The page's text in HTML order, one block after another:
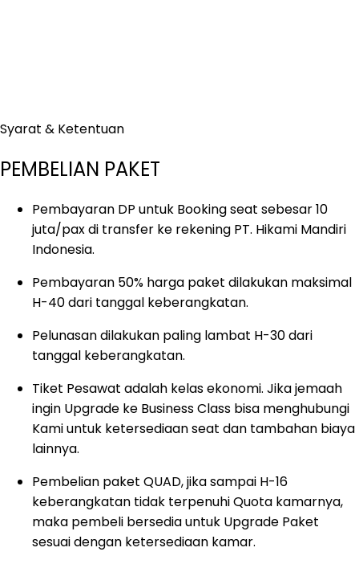
Syarat & Ketentuan
PEMBELIAN PAKET
Pembayaran DP untuk Booking seat sebesar 10
juta/pax di transfer ke rekening PT. Hikami Mandiri
Indonesia.
Pembayaran 50% harga paket dilakukan maksimal
H-40 dari tanggal keberangkatan.
Pelunasan dilakukan paling lambat H-30 dari
tanggal keberangkatan.
Tiket Pesawat adalah kelas ekonomi. Jika jemaah
ingin Upgrade ke Business Class bisa menghubungi
Kami untuk ketersediaan seat dan tambahan biaya
lainnya.
Pembelian paket QUAD, jika sampai H-16
keberangkatan tidak terpenuhi Quota kamarnya,
maka pembeli bersedia untuk Upgrade Paket
sesuai dengan ketersediaan kamar.